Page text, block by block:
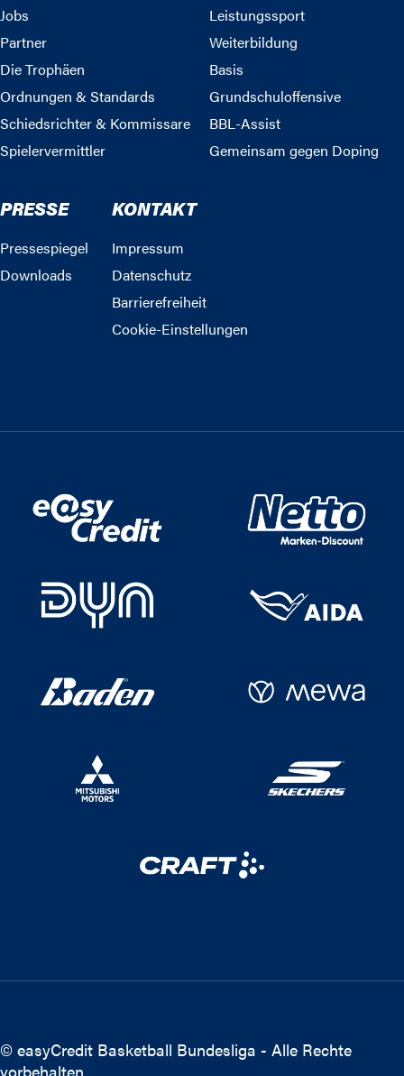
Jobs
Partner
Die Trophäen
Ordnungen & Standards
Schiedsrichter & Kommissare
Spielervermittler
Leistungssport
Weiterbildung
Basis
Grundschuloffensive
BBL-Assist
Gemeinsam gegen Doping
PRESSE
Pressespiegel
Downloads
KONTAKT
Impressum
Datenschutz
Barrierefreiheit
Cookie-Einstellungen
© easyCredit Basketball Bundesliga - Alle Rechte
vorbehalten